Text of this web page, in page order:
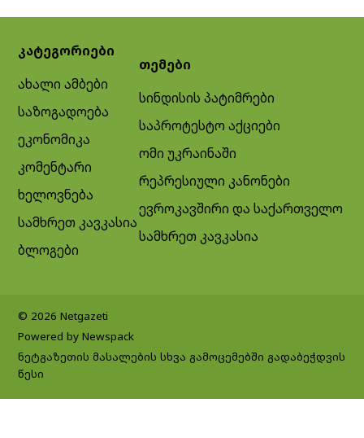
კატეგორიები
ახალი ამბები
საზოგადოება
ეკონომიკა
კომენტარი
ხელოვნება
სამხრეთ კავკასია
ბლოგები
თემები
სინდისის პატიმრები
საპროტესტო აქციები
ომი უკრაინაში
რეპრესიული კანონები
ევროკავშირი და საქართველო
სამხრეთ კავკასია
© 2026 Netgazeti
Powered by Newspack
ნეტგაზეთის მასალების სხვა გამოცემებში გადაბეჭდვის
წესი